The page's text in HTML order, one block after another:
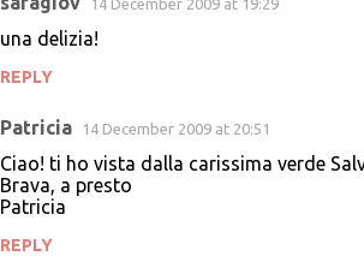
14 December 2009 at 19:29
una delizia!
REPLY
Patricia 14 December 2009 at 20:51
Ciao! ti ho vista dalla carissima verde
Brava, a presto
Patricia
REPLY